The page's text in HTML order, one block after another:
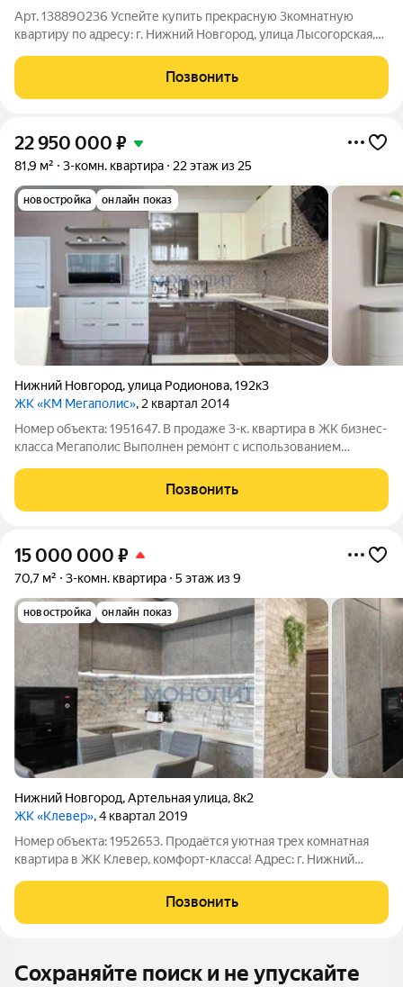
Арт. 138890236 Успейте купить прекрасную 3комнатную
квартиру по адресу: г. Нижний Новгород, улица Лысогорская,
престижном, развивающемся, деловом районе, в окружении
бизнес- торговых центров, элитной
Позвонить
22 950 000 ₽
81,9 м² 3-комн. квартира 22 этаж из 25
новостройка онлайн показ
Нижний Новгород,улица Родионова,192к3
ЖК «КМ Мегаполис», 2 квартал 2014
Номер объекта: 1951647. В продаже 3-к. квартира в ЖК бизнес-
класса Мегаполис Выполнен ремонт с использованием
81.9 м (включая лоджию 3.43 м) Жилая площадь: 46.91 м КухняПозвонить
15 000 000 ₽
70,7 м² 3-комн. квартира 5 этаж из 9
новостройка онлайн показ
Нижний Новгород,Артельная улица,8к2
ЖК «Клевер», 4 квартал 2019
Номер объекта: 1952653. Продаётся уютная трех комнатная
квартира в ЖК Клевер, комфорт-класса! Адрес: г. Нижний
Год постройки: 2019 Этаж: 5 из 9 Общая площадь: 70.7 м +
балкон 3.8 м Высота
Позвонить
Сохраняйте поиск и не упускайте